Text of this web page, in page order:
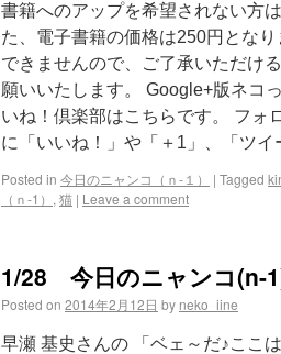
書籍へのアップを希望されない方
た、電子書籍の価格は250円とな
できませんので、ご了承いただけ
願いいたします。 Google+版ネコ
いね！倶楽部はこちらです。 フォ
に「いいね！」や「＋1」、「ツ
Posted in 今日のニャンコ（ｎ-１） | Tagged
（ｎ-1） , 猫 | Leave a comment
1/28 今日のニャンコ(n-
Posted on 2014年2月12日 by neko_iine
早瀬 基史さんの 「ベェ～だ♪ここ